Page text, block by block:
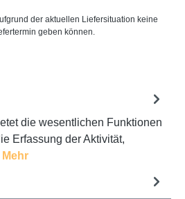
der aktuellen Liefersituation keine
geben können.
die wesentlichen Funktionen
Erfassung der Aktivität,
Mehr